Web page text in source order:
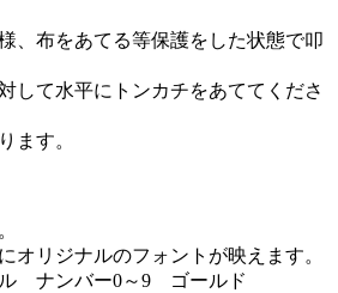
、布をあてる等保護をした状態で叩
して水平にトンカチをあててくださ
ます。
オリジナルのフォントが映えます。
ル ナンバー0～9 ゴールド